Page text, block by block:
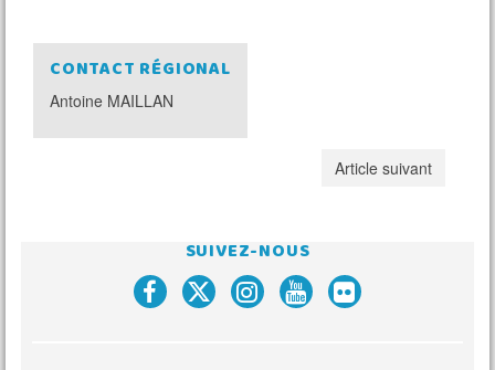
CONTACT RÉGIONAL
Antoine MAILLAN
Article suivant
SUIVEZ-NOUS